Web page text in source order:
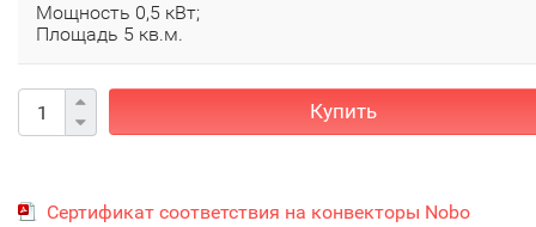
Мощность 0,5 кВт;
Площадь 5 кв.м.
Купить
Сертификат соответствия на конвекторы Nobo